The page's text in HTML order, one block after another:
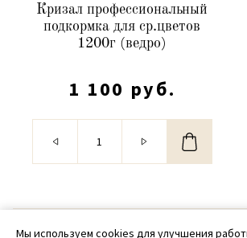
Кризал профессиональный
подкормка для ср.цветов
1200г (ведро)
1 100 руб.
© 2020 - 2026 SamPack
Мы используем cookies для улучшения